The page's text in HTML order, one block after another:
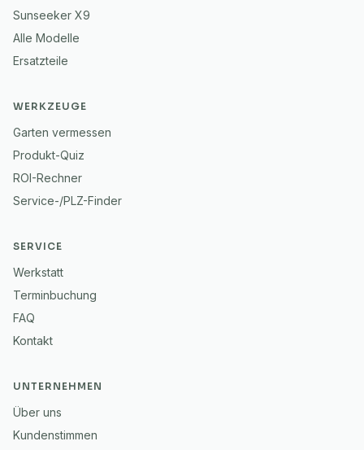
Sunseeker X9
Alle Modelle
Ersatzteile
WERKZEUGE
Garten vermessen
Produkt-Quiz
ROI-Rechner
Service-/PLZ-Finder
SERVICE
Werkstatt
Terminbuchung
FAQ
Kontakt
UNTERNEHMEN
Über uns
Kundenstimmen